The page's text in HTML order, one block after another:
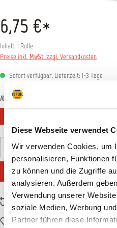
Diese Webseite verwendet
Wir verwenden Cookies, um
personalisieren, Funktionen
zu können und die Zugriffe
analysieren. Außerdem
Verwendung unserer
soziale Medien, Werbung
Partner führen diese
6,75 €*
Inhalt: 1 Rolle
Preise inkl. MwSt. zzgl. Versandkosten
Sofort verfügbar, Lieferzeit: 1-3 Tage
Abmessung
Produkt Anzahl: Gib den
IN DEN
Zum Vergleich hinzufügen
Zum Merkzettel hinzufügen